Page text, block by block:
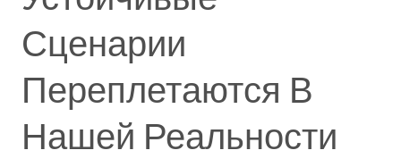
Сценарии
Переплетаются В
Нашей Реальности